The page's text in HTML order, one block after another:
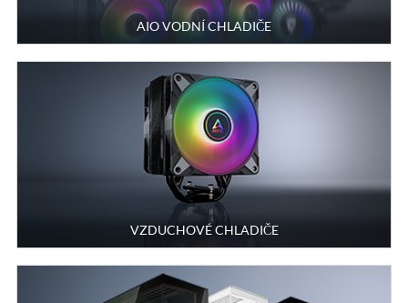
AIO VODNÍ CHLADIČE
VZDUCHOVÉ CHLADIČE